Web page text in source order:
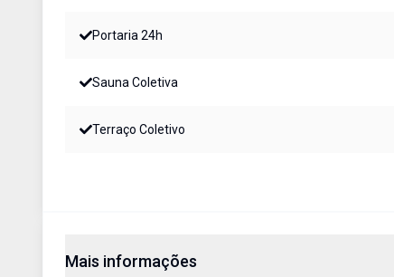
Portaria 24h
Sauna Coletiva
Terraço Coletivo
Mais informações